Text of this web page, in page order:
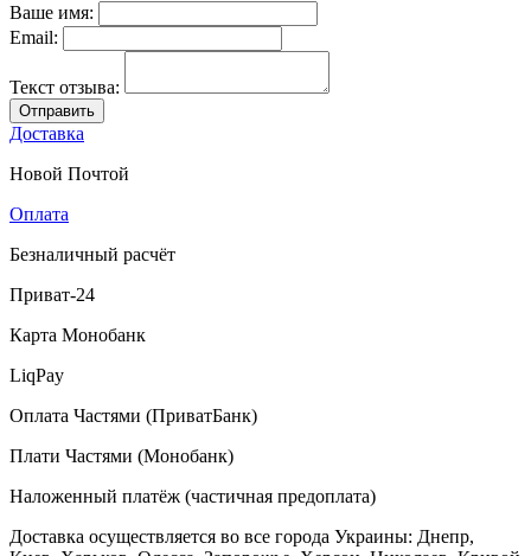
Ваше имя:
Email:
Текст отзыва:
Отправить
Доставка
Новой Почтой
Оплата
Безналичный расчёт
Приват-24
Карта Монобанк
LiqPay
Оплата Частями (ПриватБанк)
Плати Частями (Монобанк)
Наложенный платёж (частичная предоплата)
Доставка осуществляется во все города Украины: Днепр,